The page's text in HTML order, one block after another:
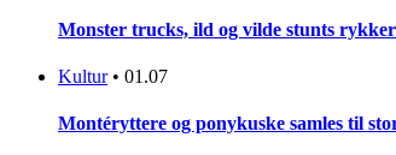
Monster trucks, ild og vilde stunts
Kultur • 01.07
Montéryttere og ponykuske samles til